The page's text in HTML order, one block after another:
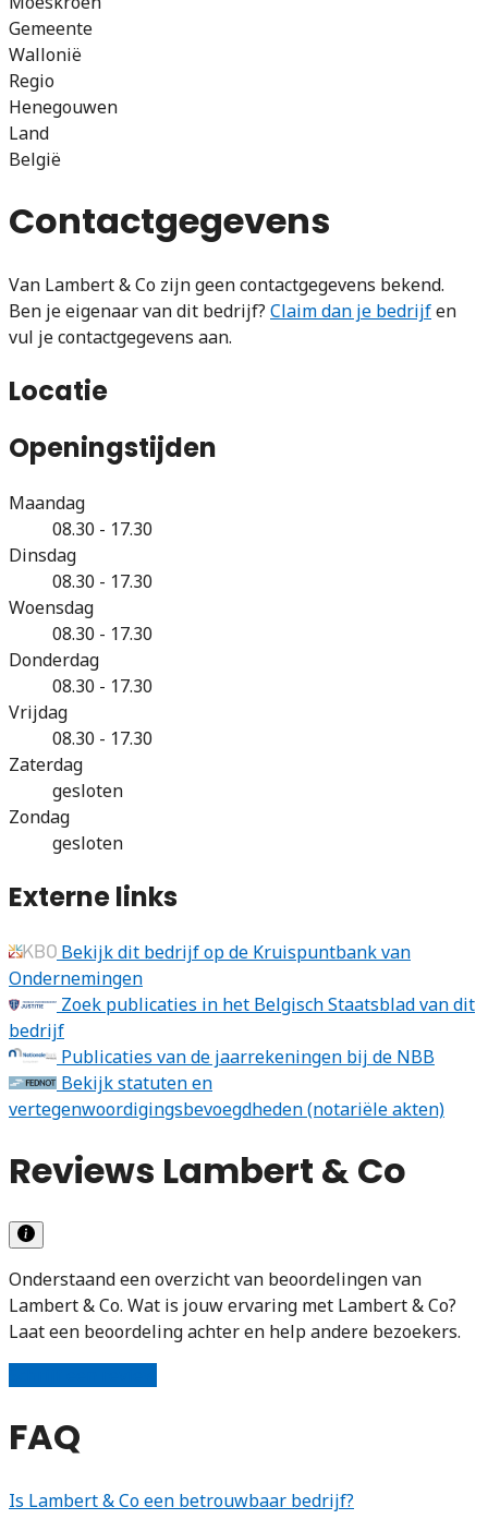
Gemeente
Wallonië
Regio
Henegouwen
Land
België
Contactgegevens
Van Lambert & Co zijn geen contactgegevens bekend.
Ben je eigenaar van dit bedrijf? Claim dan je bedrijfen
vul je contactgegevens aan.
Locatie
Openingstijden
Maandag
08.30 - 17.30
Dinsdag
08.30 - 17.30
Woensdag
08.30 - 17.30
Donderdag
08.30 - 17.30
Vrijdag
08.30 - 17.30
Zaterdag
gesloten
Zondag
gesloten
Externe links
Bekijk dit bedrijf op de Kruispuntbank van
Ondernemingen
Zoek publicaties in het Belgisch Staatsblad van dit
bedrijf
Publicaties van de jaarrekeningen bij de NBB
Bekijk statuten en
vertegenwoordigingsbevoegdheden (notariële akten)
Reviews Lambert & Co
Onderstaand een overzicht van beoordelingen van
Lambert & Co. Wat is jouw ervaring met Lambert & Co?
Laat een beoordeling achter en help andere bezoekers.
FAQ
Is Lambert & Co een betrouwbaar bedrijf?